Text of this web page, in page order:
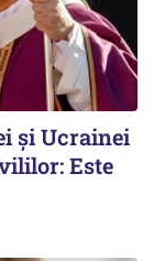
și Ucrainei
Este